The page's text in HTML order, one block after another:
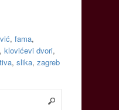
, fama,
, klovićevi dvori,
, slika, zagreb